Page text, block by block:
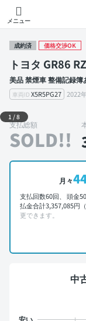
メニュー
成約済 価格交渉OK
トヨタ GR86 RZ
美品 禁煙車 整備記録簿
車両ID X5R5PG27 2022
外装 左前
1 /8
支払総額
SOLD!!
月々
支払回数60回、 頭金
払金合計3,357,085円
更できます。
中